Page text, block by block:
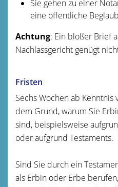
Sie gehen zu einer
eine öffentliche
Achtung: Ein bloßer Brief
Nachlassgericht genügt
Fristen
Sechs Wochen ab
dem Grund, warum Sie
sind, beispielsweise
oder aufgrund Testaments.
Sind Sie durch ein
als Erbin oder Erbe